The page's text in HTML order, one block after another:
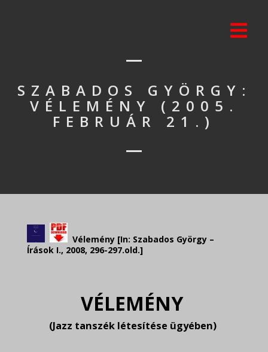
SZABADOS GYÖRGY:
VÉLEMÉNY (2005.
FEBRUÁR 21.)
Vélemény [In: Szabados György –
Írások I., 2008, 296-297.old.]
VÉLEMÉNY
(Jazz tanszék létesítése ügyében)